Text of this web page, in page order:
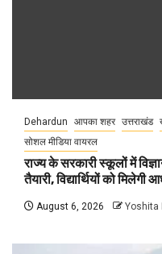
Dehardun आपका शहर उत्तराखंड
सोशल मीडिया वायरल
राज्य के सरकारी स्कूलों में
तैयारी, विद्यार्थियों को मिलेगी
August 6, 2026 Yoshita